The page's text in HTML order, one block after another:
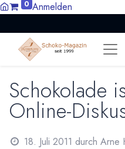
0 Anmelden
Schokolade
Online-
18. Juli 2011 durch Arne